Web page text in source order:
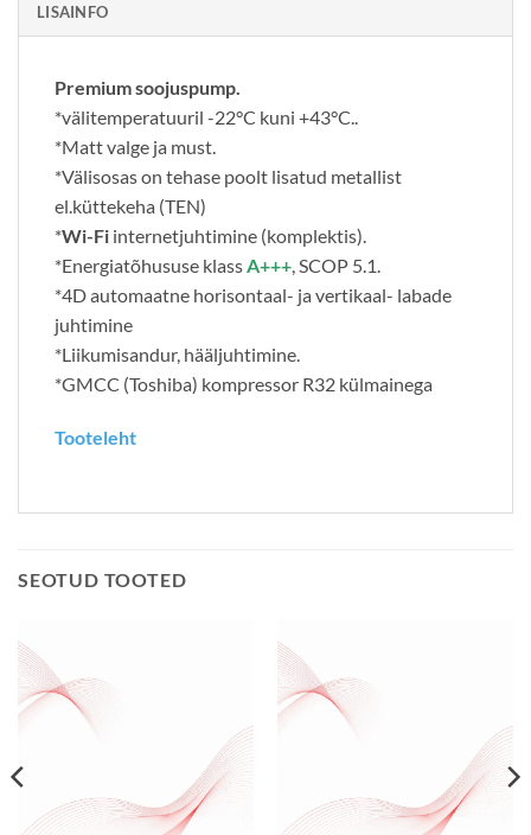
LISAINFO
Premium soojuspump.
*välitemperatuuril -22°C kuni +43°C..
*Matt valge ja must.
*Välisosas on tehase poolt lisatud metallist
el.küttekeha (TEN)
*Wi-Fi internetjuhtimine (komplektis).
*Energiatõhususe klass A+++ , SCOP 5.1.
*4D automaatne horisontaal- ja vertikaal- labade
juhtimine
*Liikumisandur, hääljuhtimine.
*GMCC (Toshiba) kompressor R32 külmainega
Tooteleht
SEOTUD TOOTED